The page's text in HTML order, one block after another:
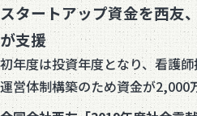
スタートアップ資金を西友
が支援
初年度は投資年度となり、看護
運営体制構築のため資金が2,000